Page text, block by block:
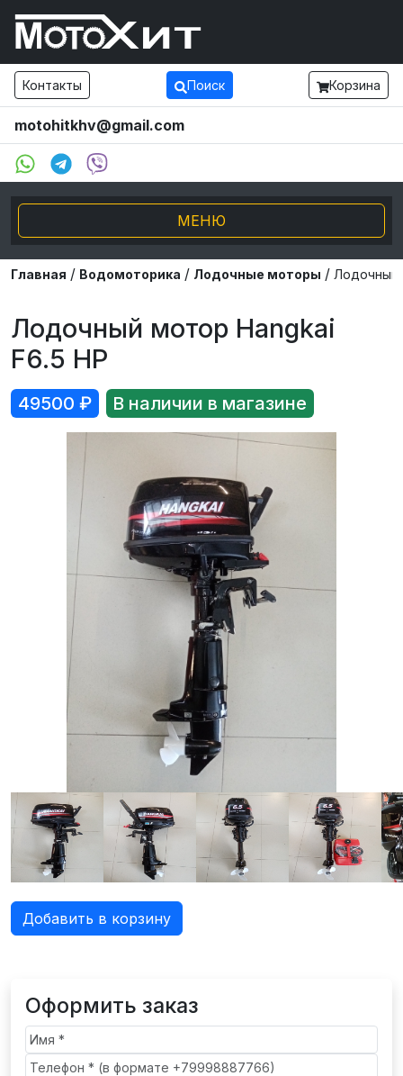
Контакты Поиск Корзина
motohitkhv@gmail.com
МЕНЮ
Электро транспорт
Мотоциклы и мопеды
Внедорожники ATV UTV
Снегоходы, Буксировщики
Садовая техника, электро и бензоинструмент
Прицепы для водной и мототехники
Главная / Водомоторика / Лодочные моторы / Лодочный
Лодочный мотор Hangkai
F6.5 HP
49500 ₽ В наличии в магазине
Добавить в корзину
Оформить заказ